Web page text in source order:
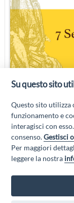
Su questo sito
Questo sito utilizza
funzionamento e
interagisci con
consenso.Gestisci
Per maggiori
leggere la nostra